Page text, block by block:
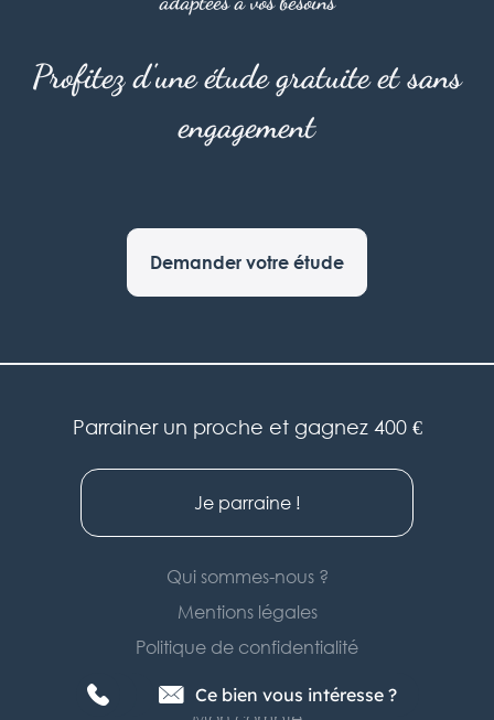
Ce bien vous intéresse ?
Profitez d'une étude gratuite et sans
engagement
Demander votre étude
Parrainer un proche et gagnez 400 €
Je parraine !
Qui sommes-nous ?
Mentions légales
Politique de confidentialité
Recrutement